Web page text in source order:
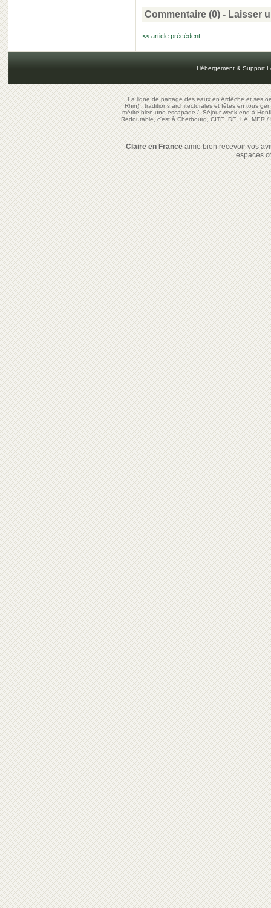
Commentaire (0) - Laisser
<< article précédent
Hébergement & Support
La ligne de partage des eaux en Ardèche et ses
Rhin) : traditions architecturales et fêtes en tous
mérite bien une escapade/Séjour week-end à
Redoutable, c'est à Cherbourg, CITE DE LA MER/
Claire en Franceaime bien recevoir vos
espaces